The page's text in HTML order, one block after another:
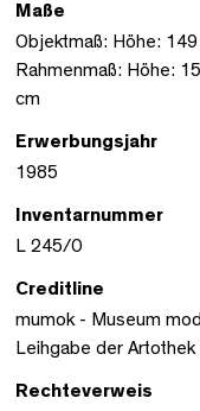
Maße
Objektmaß: Höhe:
Rahmenmaß: Höhe:
cm
Erwerbungsjahr
1985
Inventarnummer
L 245/0
Creditline
mumok - Museum
Leihgabe der
Rechteverweis